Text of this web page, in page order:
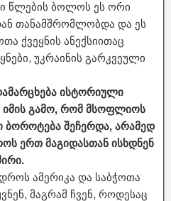
წლების ბოლოს ეს ორი
თანამშრომლობდა და ეს
ქვეყნის ანექსიითაც
უკრაინის გარკვეული
ისტორიული
გამო, რომ მსოფლიოს
შეჩერდა, არამედ
ერთ მაგიდასთან ისხდნენ
ამერიკა და საბჭოთა
მაგრამ ჩვენ, როდესაც